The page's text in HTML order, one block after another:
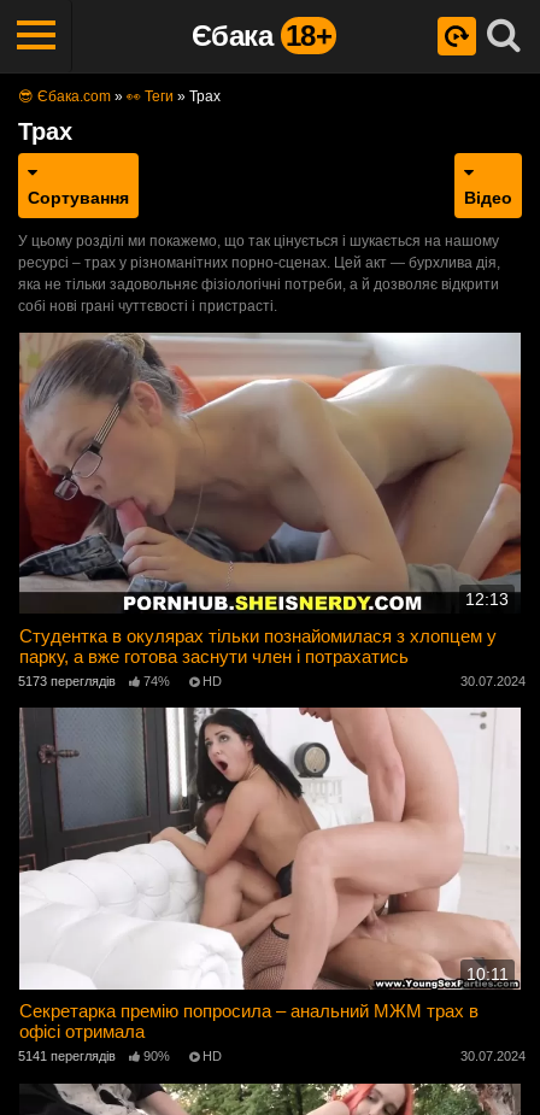
Єбака 18+
😎 Єбака.com » 👀 Теги » Трах
Трах
Сортування Відео
У цьому розділі ми покажемо, що так цінується і шукається на нашому
ресурсі – трах у різноманітних порно-сценах. Цей акт — бурхлива дія,
яка не тільки задовольняє фізіологічні потреби, а й дозволяє відкрити
собі нові грані чуттєвості і пристрасті.
12:13
Студентка в окулярах тільки познайомилася з хлопцем у
парку, а вже готова заснути член і потрахатись
5173 переглядів 74% HD 30.07.2024
10:11
Секретарка премію попросила – анальний МЖМ трах в
офісі отримала
5141 переглядів 90% HD 30.07.2024